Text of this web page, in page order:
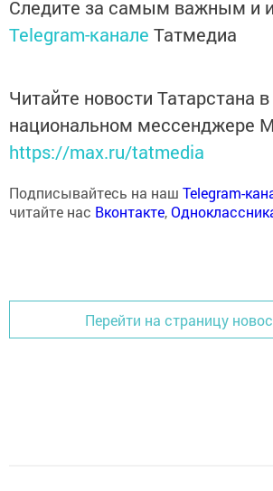
Следите за самым важным и
Telegram-канале Татмедиа
Читайте новости Татарстана в
национальном мессенджере
https://max.ru/tatmedia
Подписывайтесь на наш Telegram-
читайте нас Вконтакте,
Перейти на страницу